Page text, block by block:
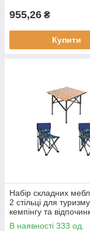
955,26 ₴
Купити
Набір складних
2 стільці для туризму,
кемпінгу та
Металевий каркас
В наявності 333 од.